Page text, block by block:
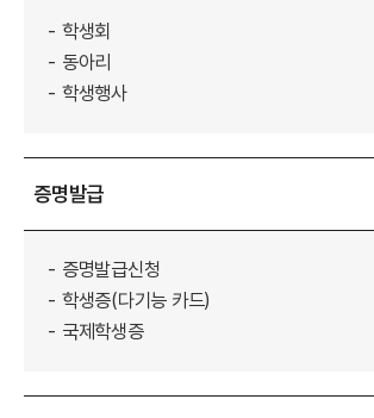
학생회
동아리
학생행사
증명발급
증명발급신청
학생증(다기능 카드)
국제학생증